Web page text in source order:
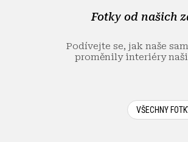
Fotky od našich
Podívejte se, jak naše
proměnily interiéry
VŠECHNY